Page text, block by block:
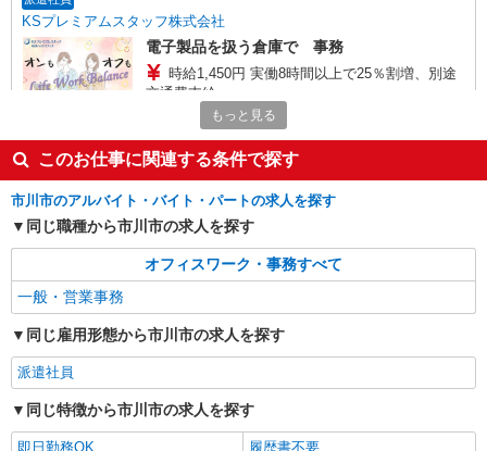
KSプレミアムスタッフ株式会社
電子製品を扱う倉庫で 事務
時給1,450円 実働8時間以上で25％割増、別途
交通費支給
千葉県市川市原木
キープ
派遣社員
KSプレミアムスタッフ株式会社
データ入力、伝票発行を中心とした物流事務
て25％割増、別途交通費支給 初回1カ月は週払い
も可（金曜締め翌週水曜振込み）
千葉県市川市原木
キープ 詳細を見る
派遣社員
もっと見る
このお仕事に関連する条件で探す
市川市のアルバイト・バイト・パートの求人を探す
同じ職種から市川市の求人を探す
オフィスワーク・事務すべて
一般・営業事務
同じ雇用形態から市川市の求人を探す
派遣社員
同じ特徴から市川市の求人を探す
即日勤務OK
履歴書不要